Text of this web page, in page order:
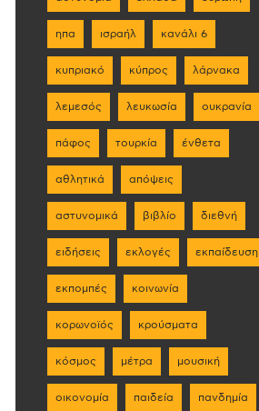
ηπα ισραήλ κανάλι 6
κυπριακό κύπρος λάρνακα
λεμεσός λευκωσία ουκρανία
πάφος τουρκία ένθετα
αθλητικά απόψεις
αστυνομικά βιβλίο διεθνή
ειδήσεις εκλογές εκπαίδευση
εκπομπές κοινωνία
κορωνοϊός κρούσματα
κόσμος μέτρα μουσική
οικονομία παιδεία πανδημία